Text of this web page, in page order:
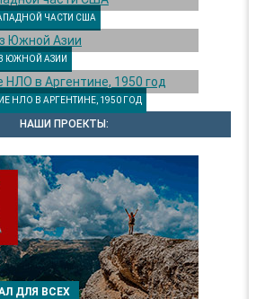
ЧАСТИ США
ЮЖНОЙ АЗИИ
НЛО В АРГЕНТИНЕ, 1950 ГОД
НАШИ ПРОЕКТЫ:
ДЛЯ ВСЕХ